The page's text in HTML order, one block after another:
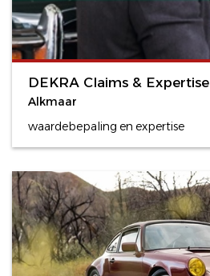
DEKRA Claims & Expertise
Alkmaar
waardebepaling en expertise